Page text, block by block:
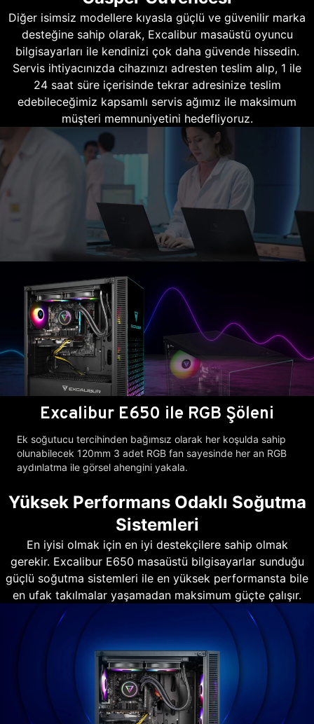
Diğer isimsiz modellere kıyasla güçlü ve güvenilir marka
desteğine sahip olarak, Excalibur masaüstü oyuncu
bilgisayarları ile kendinizi çok daha güvende hissedin.
Servis ihtiyacınızda cihazınızı adresten teslim alıp, 1 ile
24 saat süre içerisinde tekrar adresinize teslim
edebileceğimiz kapsamlı servis ağımız ile maksimum
müşteri memnuniyetini hedefliyoruz.
Excalibur E650 ile RGB Şöleni
Ek soğutucu tercihinden bağımsız olarak her koşulda sahip
olunabilecek 120mm 3 adet RGB fan sayesinde her an RGB
aydınlatma ile görsel ahengini yakala.
Yüksek Performans Odaklı Soğutma
Sistemleri
En iyisi olmak için en iyi destekçilere sahip olmak
gerekir. Excalibur E650 masaüstü bilgisayarlar sunduğu
güçlü soğutma sistemleri ile en yüksek performansta bile
en ufak takılmalar yaşamadan maksimum güçte çalışır.